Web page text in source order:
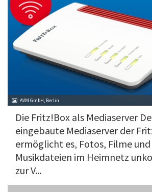
AVM GmbH, Berlin
Die Fritz!Box als Mediaserver
eingebaute Mediaserver der
ermöglicht es, Fotos, Filme und
Musikdateien im Heimnetz
zur V...